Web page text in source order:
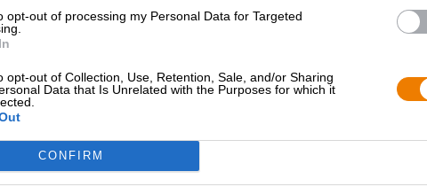
opt-out of processing my Personal Data for Targeted
opt-out of Collection, Use, Retention, Sale, and/or Sharing
Data that Is Unrelated with the Purposes for which it
CONFIRM
Limo
€ 2,49
Uitverkocht
Browar Pinta
€ 5,59
MEHRWEG
0,50 L Flasche - € 11,18 /